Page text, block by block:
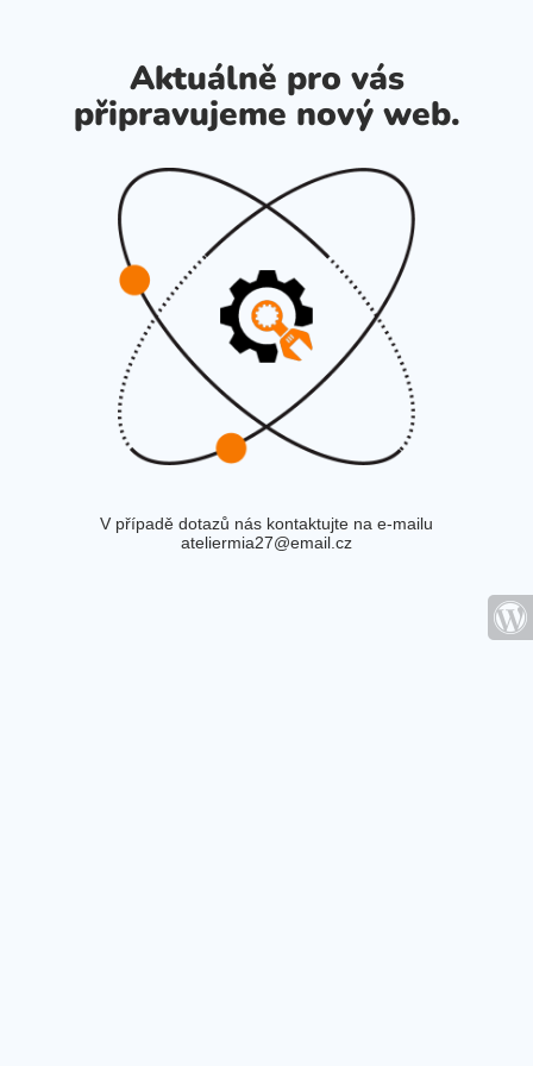
Aktuálně pro vás
připravujeme nový web.
V případě dotazů nás kontaktujte na e-mailu
ateliermia27@email.cz